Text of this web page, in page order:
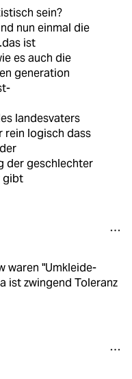
sein?
nun einmal die
ist
es auch die
generation
landesvaters
rein logisch dass
der geschlechter
gibt
waren "Umkleide-
ist zwingend Toleranz